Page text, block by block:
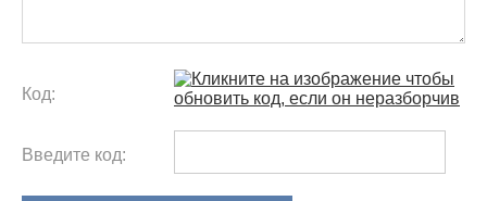
Код:
Введите код: